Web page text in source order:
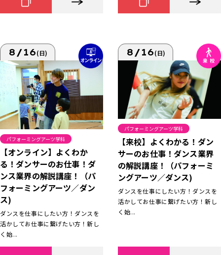
8/16(日)
パフォーミングアーツ学科
【オンライン】よくわか
る！ダンサーのお仕事！ダ
ンス業界の解説講座！（パ
フォーミングアーツ／ダン
ス)
ダンスを仕事にしたい方！ダンスを
活かしてお仕事に繋げたい方！新し
く始...
8/16(日)
パフォーミングアーツ学科
【来校】よくわかる！ダン
サーのお仕事！ダンス業界
の解説講座！（パフォーミ
ングアーツ／ダンス)
ダンスを仕事にしたい方！ダンスを
活かしてお仕事に繋げたい方！新し
く始...